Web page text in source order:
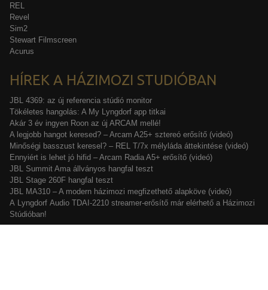
REL
Revel
Sim2
Stewart Filmscreen
Acurus
HÍREK A HÁZIMOZI STUDIÓBAN
JBL 4369: az új referencia stúdió monitor
Tökéletes hangolás: A My Lyngdorf app titkai
Akár 3 év ingyen Roon az új ARCAM mellé!
A legjobb hangot keresed? – Arcam A25+ sztereó erősítő (videó)
Minőségi basszust keresel? – REL T/7x mélyláda áttekintése (videó)
Ennyiért is lehet jó hifid – Arcam Radia A5+ erősítő (videó)
JBL Summit Ama állványos hangfal teszt
JBL Stage 260F hangfal teszt
JBL MA310 – A modern házimozi megfizethető alapköve (videó)
A Lyngdorf Audio TDAI-2210 streamer-erősítő már elérhető a Házimozi
Stúdióban!